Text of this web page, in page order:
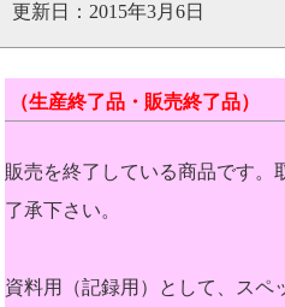
更新日：2015年3月6日
（生産終了品・販売終了品）
販売を終了している商品です。
了承下さい。
資料用（記録用）として、スペ